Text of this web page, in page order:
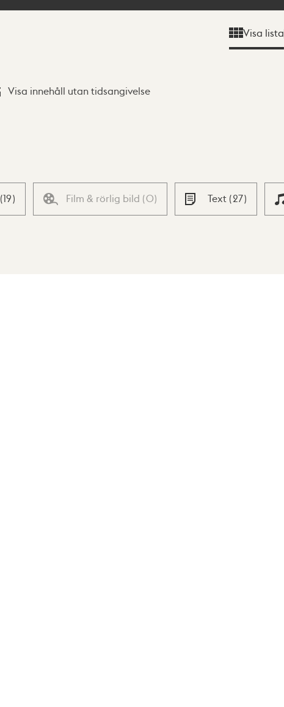
Visa lista
Visa innehåll utan tidsangivelse
(19) Film & rörlig bild (0) Text (27)